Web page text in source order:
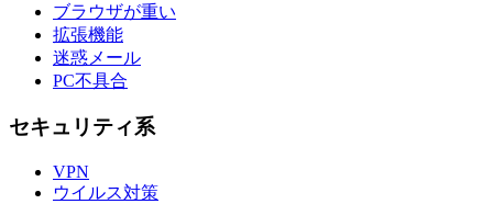
ブラウザが重い
拡張機能
迷惑メール
PC不具合
セキュリティ系
VPN
ウイルス対策